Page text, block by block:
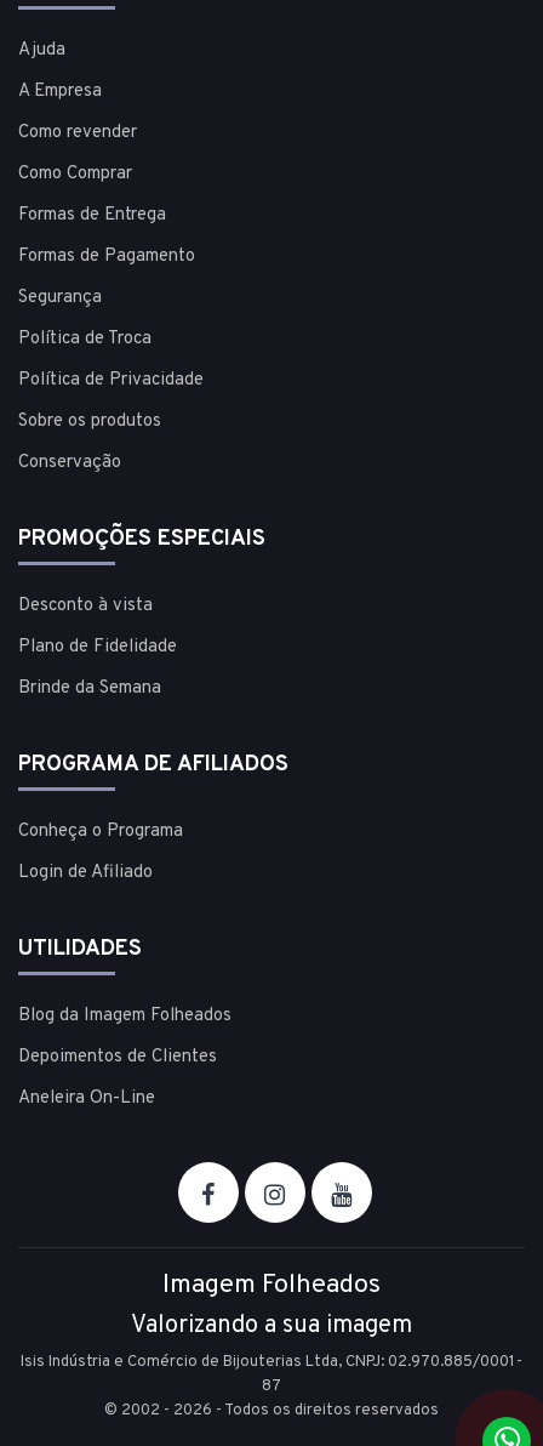
Ajuda
A Empresa
Como revender
Como Comprar
Formas de Entrega
Formas de Pagamento
Segurança
Política de Troca
Política de Privacidade
Sobre os produtos
Conservação
PROMOÇÕES ESPECIAIS
Desconto à vista
Plano de Fidelidade
Brinde da Semana
PROGRAMA DE AFILIADOS
Conheça o Programa
Login de Afiliado
UTILIDADES
Blog da Imagem Folheados
Depoimentos de Clientes
Aneleira On-Line
Imagem Folheados
Valorizando a sua imagem
Isis Indústria e Comércio de Bijouterias Ltda, CNPJ: 02.970.885/0001-
87
© 2002 - 2026 - Todos os direitos reservados